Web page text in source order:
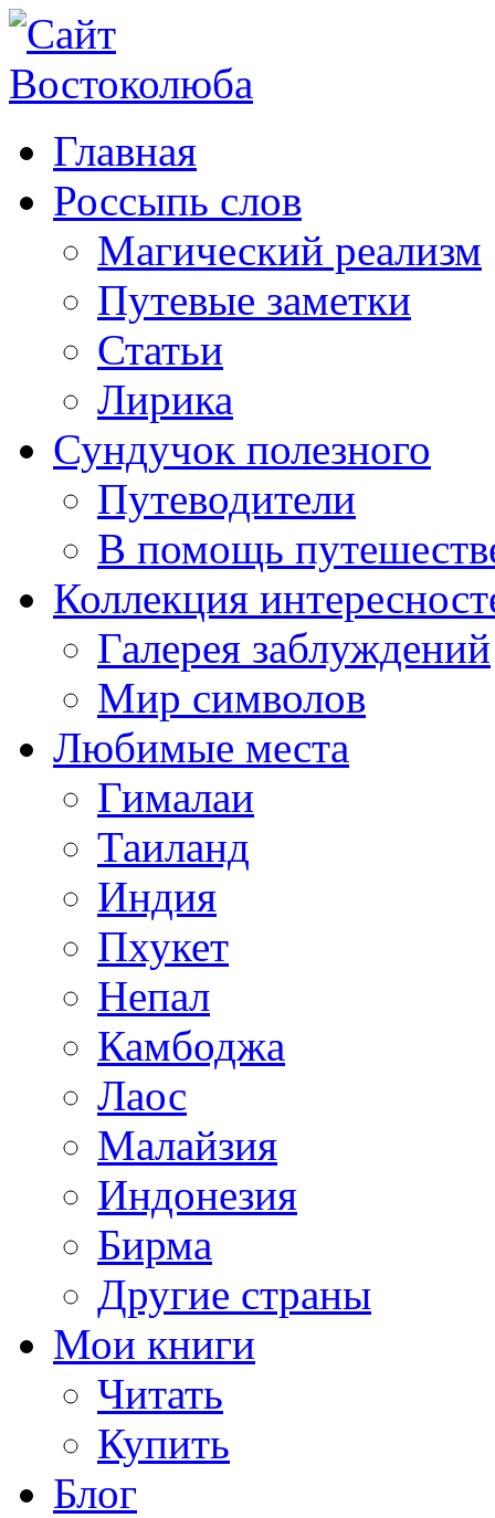
Главная
Россыпь слов
Магический реализм
Путевые заметки
Статьи
Лирика
Сундучок полезного
Путеводители
В помощь
Коллекция
Галерея заблуждений
Мир символов
Любимые места
Гималаи
Таиланд
Индия
Пхукет
Непал
Камбоджа
Лаос
Малайзия
Индонезия
Бирма
Другие страны
Мои книги
Читать
Купить
Блог